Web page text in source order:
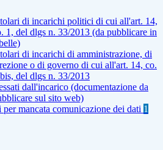
di incarichi politici di cui all'art. 14,
1, del dlgs n. 33/2013 (da pubblicare in
di incarichi di amministrazione, di
o di governo di cui all'art. 14, co.
del dlgs n. 33/2013
dall'incarico (documentazione da
sul sito web)
per mancata comunicazione dei dati 1